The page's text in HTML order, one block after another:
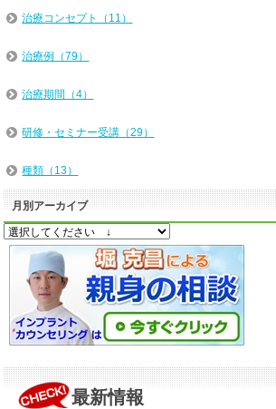
治療コンセプト（11）
治療例（79）
治療期間（4）
研修・セミナー受講（29）
種類（13）
月別アーカイブ
最新情報